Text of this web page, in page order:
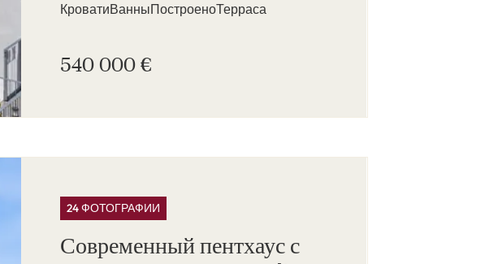
КроватиВанныПостроеноТерраса
540 000 €
24 ФОТОГРАФИИ
Современный пентхаус с